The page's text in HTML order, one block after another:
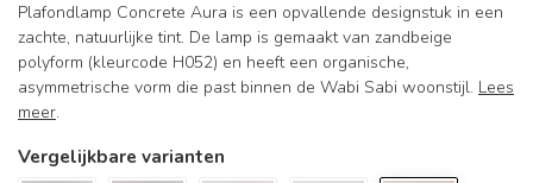
Plafondlamp Concrete Aura is een opvallende designstuk in een
zachte, natuurlijke tint. De lamp is gemaakt van zandbeige
polyform (kleurcode H052) en heeft een organische,
asymmetrische vorm die past binnen de Wabi Sabi woonstijl. Lees
meer.
Vergelijkbare varianten